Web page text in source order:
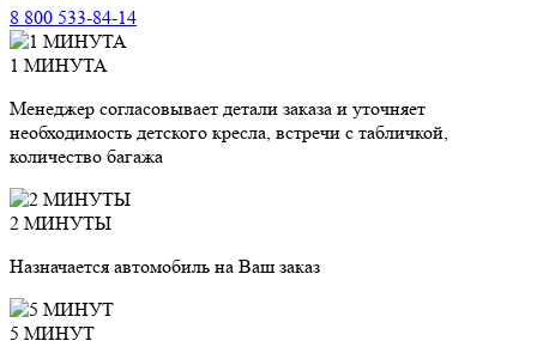
8 800 533-84-14
1 МИНУТА
Менеджер согласовывает детали заказа и уточняет
необходимость детского кресла, встречи с табличкой,
количество багажа
2 МИНУТЫ
Назначается автомобиль на Ваш заказ
5 МИНУТ